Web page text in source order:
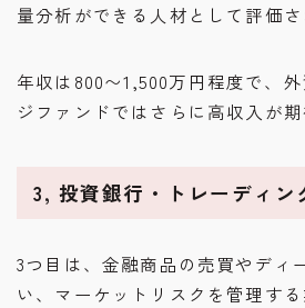
量分析ができる人材として評価さ
年収は800〜1,500万円程度で、
ジファンドではさらに高収入が期
3, 投資銀行・トレーディン
3つ目は、金融商品の売買やディ
い、マーケットリスクを管理す